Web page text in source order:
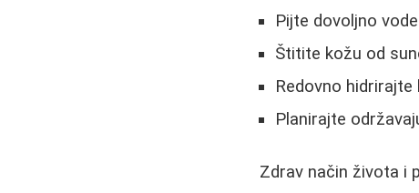
Pijte dovoljno vode
Štitite kožu od
Redovno hidrirajte
Planirajte
Zdrav način života i